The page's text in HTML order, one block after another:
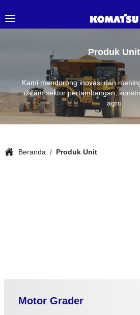
Produk Unit
Kami mendorong inovasi dan
dalam sektor pertambangan,
agro
Beranda Produk Unit
Motor Grader